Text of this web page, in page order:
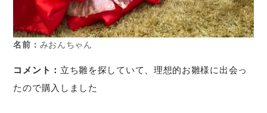
名前： みおんちゃん
コメント： 立ち雛を探していて、理想的お雛様に出会っ
たので購入しました